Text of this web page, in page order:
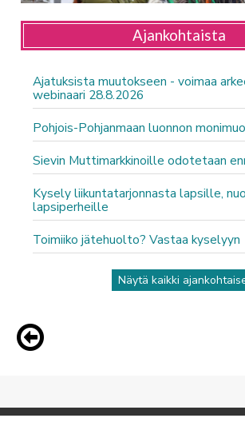
Ajankohtaista
Ajatuksista muutokseen - voimaa
webinaari 28.8.2026
Pohjois-Pohjanmaan luonnon
Sievin Muttimarkkinoille odotetaan
Kysely liikuntatarjonnasta lapsille,
lapsiperheille
Toimiiko jätehuolto? Vastaa kyselyyn
Näytä kaikki